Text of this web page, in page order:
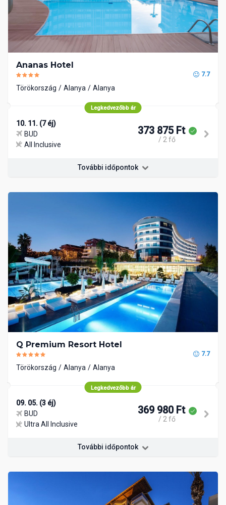
Ananas Hotel
7.7
Törökország Alanya Alanya
Legkedvezőbb ár
10. 11. (7 éj)
BUD
All Inclusive
373 875 Ft
/ 2 fő
További időpontok
Q Premium Resort Hotel
7.7
Törökország Alanya Alanya
Legkedvezőbb ár
09. 05. (3 éj)
BUD
Ultra All Inclusive
369 980 Ft
/ 2 fő
További időpontok